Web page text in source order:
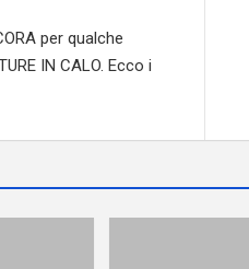
per qualche
IN CALO. Ecco i